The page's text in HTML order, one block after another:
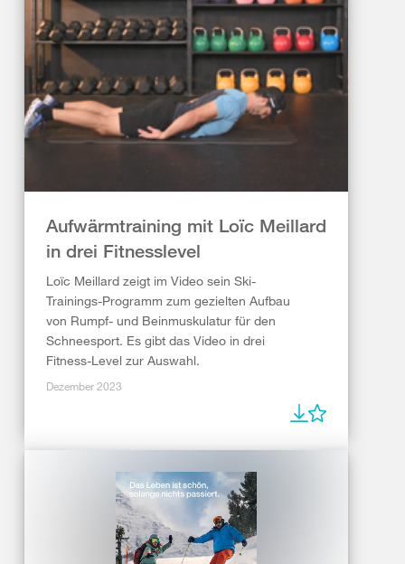
Aufwärmtraining mit Loïc Meillard
in drei Fitnesslevel
Loïc Meillard zeigt im Video sein Ski-
Trainings-Programm zum gezielten Aufbau
von Rumpf- und Beinmuskulatur für den
Schneesport. Es gibt das Video in drei
Fitness-Level zur Auswahl.
Dezember 2023